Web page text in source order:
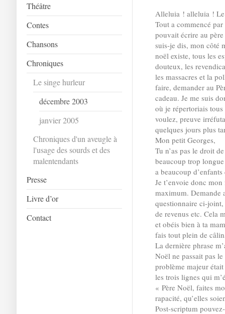
Théâtre
Contes
Chansons
Chroniques
Le singe hurleur
décembre 2003
janvier 2005
Chroniques d'un aveugle à
l'usage des sourds et des
malentendants
Presse
Livre d’or
Contact
Alleluia ! alleluia !
Tout a commencé
pouvait écrire au
suis-je dis, mon côté
noël existe, tous les
douteux, les
les massacres et la
faire, demander au
cadeau. Je me suis
où je répertoriais
voulez, preuve
quelques jours plus
Mon petit Georges,
Tu n’as pas le droit
beaucoup trop
a beaucoup
Je t’envoie donc
maximum. Demande
questionnaire ci-
de revenus etc. Cela
et obéis bien à ta
fais tout plein de
La dernière phrase
Noël ne passait pas
problème majeur
les trois lignes qui
« Père Noël, faites
rapacité, qu’elles
Post-scriptum